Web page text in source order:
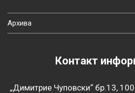
Архива
Контакт
„Димитрие Чуповски“ бр.13,